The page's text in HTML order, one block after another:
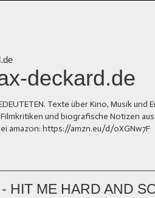
deckard.de
Texte über Kino, Musik
Filmkritiken und biografische Notizen
amazon: https://amzn.eu/d/0XGNw7F
HIT ME HARD AND